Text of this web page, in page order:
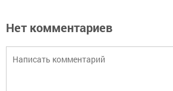
Нет комментариев